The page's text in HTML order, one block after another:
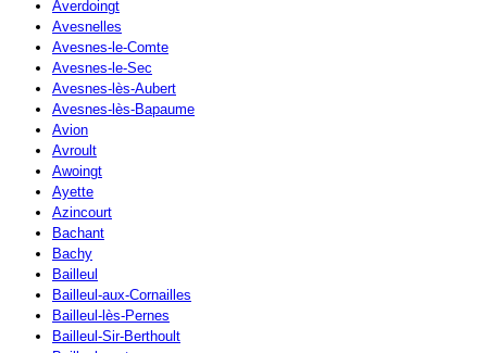
Averdoingt
Avesnelles
Avesnes-le-Comte
Avesnes-le-Sec
Avesnes-lès-Aubert
Avesnes-lès-Bapaume
Avion
Avroult
Awoingt
Ayette
Azincourt
Bachant
Bachy
Bailleul
Bailleul-aux-Cornailles
Bailleul-lès-Pernes
Bailleul-Sir-Berthoult